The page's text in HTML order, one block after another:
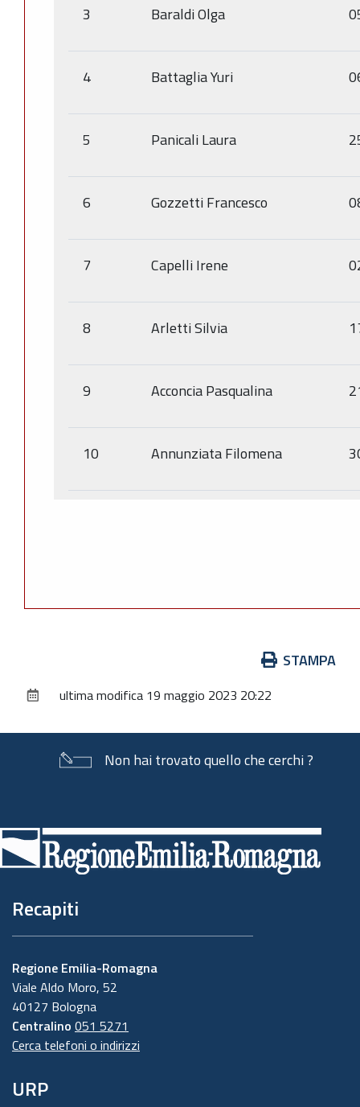
3 Baraldi Olga
4 Battaglia Yuri
5 Panicali Laura
6 Gozzetti Francesco
7 Capelli Irene
8 Arletti Silvia
9 Acconcia Pasqualina
10 Annunziata Filomena
documento
STAMPA
ultima modifica 19 maggio 2023 20:22
Non hai trovato quello che cerchi ?
di
pagina
Recapiti
Regione Emilia-Romagna
Viale Aldo Moro, 52
40127 Bologna
Centralino 051 5271
Cerca telefoni o indirizzi
URP